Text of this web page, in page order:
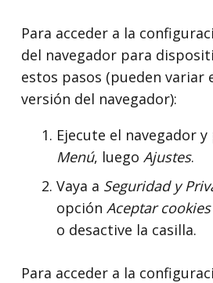
Para acceder a la
del navegador para
estos pasos (pueden variar
versión del navegador):
Ejecute el navegador
Menú, luego Ajustes.
Vaya a Seguridad y
opción Aceptar cookies
o desactive la casilla.
Para acceder a la